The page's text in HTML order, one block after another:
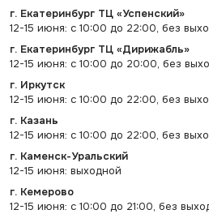
г. Екатеринбург ТЦ «Успенский»
12-15 июня: с 10:00 до 22:00, без
г. Екатеринбург ТЦ «Дирижабль»
12-15 июня: с 10:00 до 20:00, без
г. Иркутск
12-15 июня: с 10:00 до 22:00, без
г. Казань
12-15 июня: с 10:00 до 22:00, без
г. Каменск-Уральский
12-15 июня: выходной
г. Кемерово
12-15 июня: с 10:00 до 21:00, без